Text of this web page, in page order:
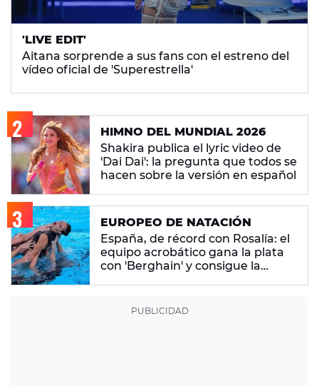
'LIVE EDIT'
Aitana sorprende a sus fans con el estreno del
vídeo oficial de 'Superestrella'
HIMNO DEL MUNDIAL 2026
Shakira publica el lyric video de
'Dai Dai': la pregunta que todos se
hacen sobre la versión en español
EUROPEO DE NATACIÓN
España, de récord con Rosalía: el
equipo acrobático gana la plata
con 'Berghain' y consigue la